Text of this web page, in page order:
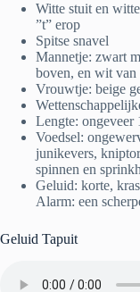
Witte stuit en
”t” erop
Spitse snavel
Mannetje: zwart
boven, en wit van
Vrouwtje: beige
Lengte: ongeveer
Voedsel:
junikevers,
spinnen en
Geluid: korte,
Alarm: een
Geluid Tapuit